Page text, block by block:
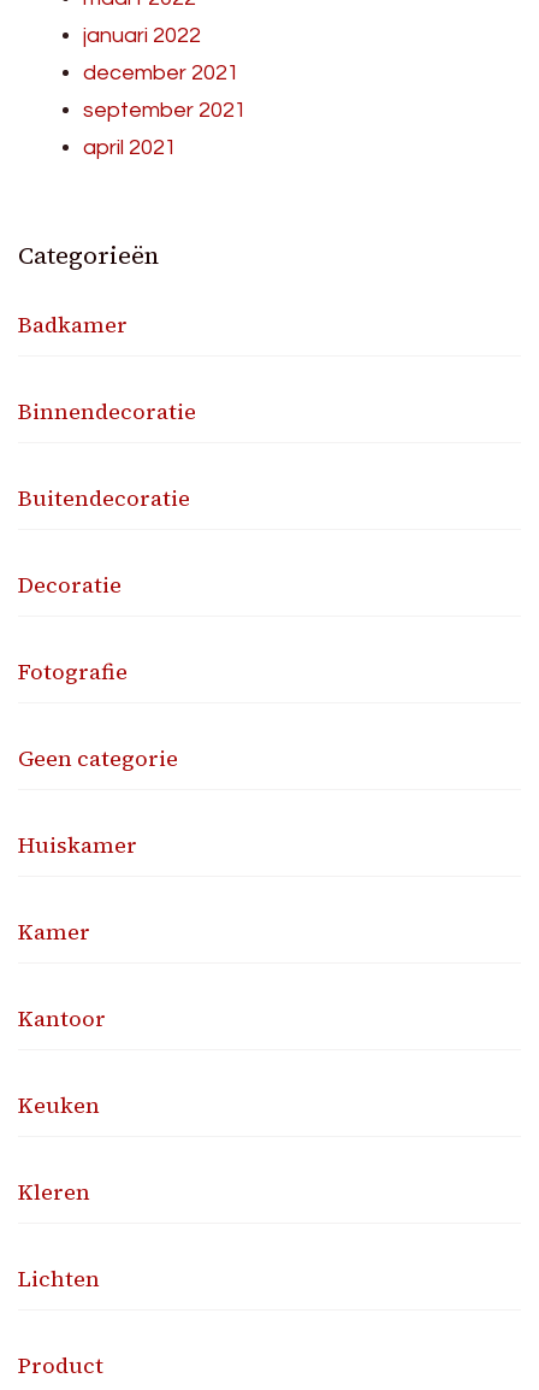
januari 2022
december 2021
september 2021
april 2021
Categorieën
Badkamer
Binnendecoratie
Buitendecoratie
Decoratie
Fotografie
Geen categorie
Huiskamer
Kamer
Kantoor
Keuken
Kleren
Lichten
Product